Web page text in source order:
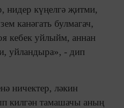
нидер күңелгә җитми,
канәгать булмагач,
кебек уйлыйм, аннан
уйландыра», - дип
ничектер, ләкин
килгән тамашачы аның